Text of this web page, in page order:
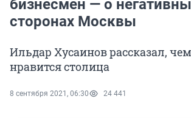
бизнесмен — о
сторонах Москвы
Ильдар Хусаинов рассказал,
нравится столица
8 сентября 2021, 06:30 24 441